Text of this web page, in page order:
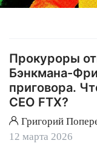
Прокуроры
Бэнкмана-
приговора.
CEO FTX?
Григорий
12 марта 2026